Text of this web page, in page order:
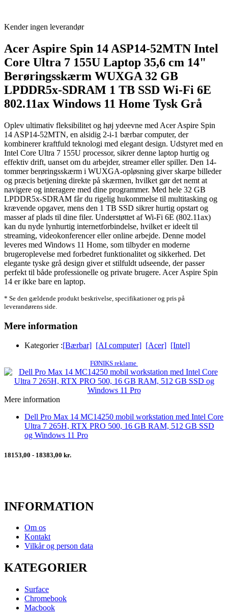
Kender ingen leverandør
Acer Aspire Spin 14 ASP14-52MTN Intel
Core Ultra 7 155U Laptop 35,6 cm 14"
Berøringsskærm WUXGA 32 GB
LPDDR5x-SDRAM 1 TB SSD Wi-Fi 6E
802.11ax Windows 11 Home Tysk Grå
Oplev ultimativ fleksibilitet og høj ydeevne med Acer Aspire Spin
14 ASP14-52MTN, en alsidig 2-i-1 bærbar computer, der
kombinerer kraftfuld teknologi med elegant design. Udstyret med en
Intel Core Ultra 7 155U processor, sikrer denne laptop hurtig og
effektiv drift, uanset om du arbejder, streamer eller spiller. Den 14-
tommer berøringsskærm i WUXGA-opløsning giver skarpe billeder
og præcis betjening direkte på skærmen, hvilket gør det nemt at
navigere og interagere med dine programmer. Med hele 32 GB
LPDDR5x-SDRAM får du rigelig hukommelse til multitasking og
krævende opgaver, mens den 1 TB SSD sikrer hurtig opstart og
masser af plads til dine filer. Understøttet af Wi-Fi 6E (802.11ax)
kan du nyde lynhurtig internetforbindelse, hvilket er ideelt til
streaming, videokonferencer eller online arbejde. Denne model
leveres med Windows 11 Home, som tilbyder en moderne
brugeroplevelse med forbedret funktionalitet og sikkerhed. Det
elegante tyske grå design giver et stilfuldt udseende, der passer
perfekt til både professionelle og private brugere. Acer Aspire Spin
14 er ikke bare en laptop.
* Se den gældende produkt beskrivelse, specifikationer og pris på
leverandørens side.
Mere information
Kategorier :[Bærbar] [AI computer] [Acer] [Intel]
FØNIKS reklame
Mere information
Dell Pro Max 14 MC14250 mobil workstation med Intel Core
Ultra 7 265H, RTX PRO 500, 16 GB RAM, 512 GB SSD
og Windows 11 Pro
18153,00 - 18383,00 kr.
INFORMATION
Om os
Kontakt
Vilkår og person data
KATEGORIER
Surface
Chromebook
Macbook